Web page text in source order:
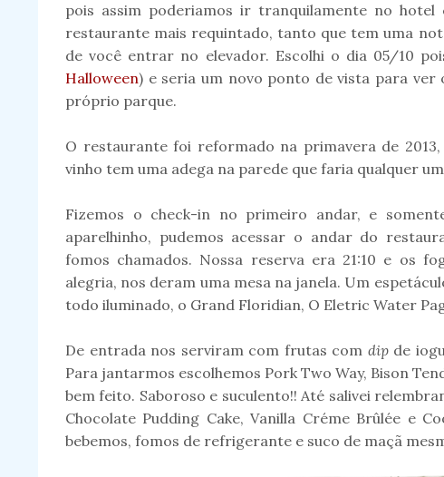
pois assim poderiamos ir tranquilamente no
restaurante mais requintado, tanto que tem uma
de você entrar no elevador. Escolhi o dia 05/10
Halloween) e seria um novo ponto de vista para
próprio parque.
O restaurante foi reformado na primavera de
vinho tem uma adega na parede que faria qualquer
Fizemos o check-in no primeiro andar, e
aparelhinho, pudemos acessar o andar do
fomos chamados. Nossa reserva era 21:10 e os
alegria, nos deram uma mesa na janela. Um
todo iluminado, o Grand Floridian, O Eletric Water
De entrada nos serviram com frutas com dip de
Para jantarmos escolhemos Pork Two Way, Bison
bem feito. Saboroso e suculento!! Até salivei
Chocolate Pudding Cake, Vanilla Créme Brûlée e
bebemos, fomos de refrigerante e suco de maçã